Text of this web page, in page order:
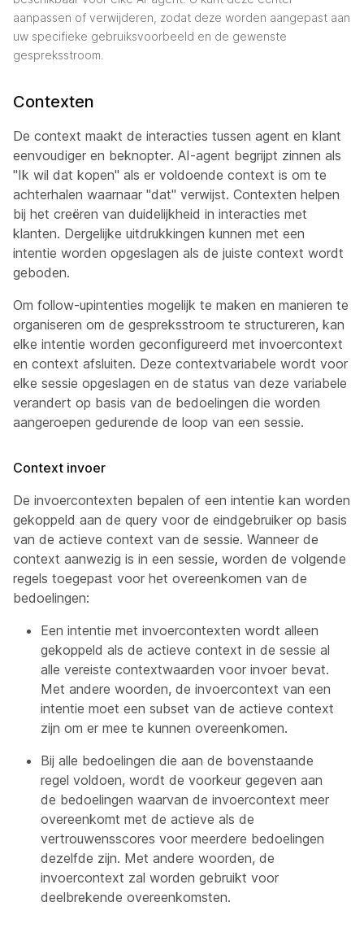
aanpassen of verwijderen, zodat deze worden aangepast aan
uw specifieke gebruiksvoorbeeld en de gewenste
gespreksstroom.
Contexten
De context maakt de interacties tussen agent en klant
eenvoudiger en beknopter. AI-agent begrijpt zinnen als
"Ik wil dat kopen" als er voldoende context is om te
achterhalen waarnaar "dat" verwijst. Contexten helpen
bij het creëren van duidelijkheid in interacties met
klanten. Dergelijke uitdrukkingen kunnen met een
intentie worden opgeslagen als de juiste context wordt
geboden.
Om follow-upintenties mogelijk te maken en manieren te
organiseren om de gespreksstroom te structureren, kan
elke intentie worden geconfigureerd met invoercontext
en context afsluiten. Deze contextvariabele wordt voor
elke sessie opgeslagen en de status van deze variabele
verandert op basis van de bedoelingen die worden
aangeroepen gedurende de loop van een sessie.
Context invoer
De invoercontexten bepalen of een intentie kan worden
gekoppeld aan de query voor de eindgebruiker op basis
van de actieve context van de sessie. Wanneer de
context aanwezig is in een sessie, worden de volgende
regels toegepast voor het overeenkomen van de
bedoelingen:
Een intentie met invoercontexten wordt alleen
gekoppeld als de actieve context in de sessie al
alle vereiste contextwaarden voor invoer bevat.
Met andere woorden, de invoercontext van een
intentie moet een subset van de actieve context
zijn om er mee te kunnen overeenkomen.
Bij alle bedoelingen die aan de bovenstaande
regel voldoen, wordt de voorkeur gegeven aan
de bedoelingen waarvan de invoercontext meer
overeenkomt met de actieve als de
vertrouwensscores voor meerdere bedoelingen
dezelfde zijn. Met andere woorden, de
invoercontext zal worden gebruikt voor
deelbrekende overeenkomsten.